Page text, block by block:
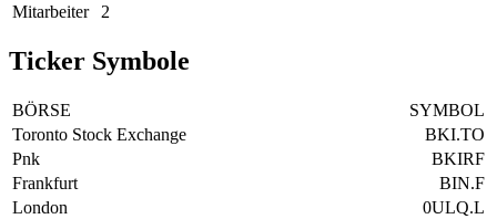
Mitarbeiter
2
Ticker Symbole
BÖRSE
SYMBOL
Toronto Stock Exchange
BKI.TO
Pnk
BKIRF
Frankfurt
BIN.F
London
0ULQ.L